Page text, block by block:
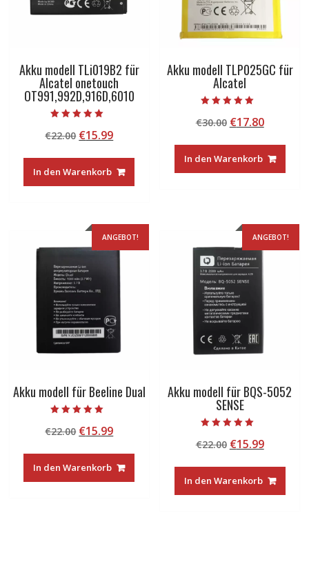
Akku modell TLi019B2 für
Alcatel onetouch
OT991,992D,916D,6010
5.00
von 5
€22.00 Ursprünglicher
war:
€22.00
€15.99Aktueller
ist:
€15.99.
In den Warenkorb
Akku modell TLP025GC für
Alcatel
5.00
von 5
€30.00 Ursprünglicher
war:
€30.00
€17.80
ist:
€17.80.
In den Warenkorb
ANGEBOT!
Akku modell für Beeline Dual
5.00
von 5
€22.00 Ursprünglicher
war:
€22.00
€15.99Aktueller
ist:
€15.99.
In den Warenkorb
ANGEBOT!
Akku modell für BQS-5052
SENSE
5.00
von 5
€22.00 Ursprünglicher
war:
€22.00
€15.99
ist:
€15.99.
In den Warenkorb